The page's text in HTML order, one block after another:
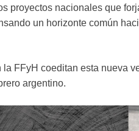
proyectos nacionales que
un horizonte común
FFyH coeditan esta nueva
argentino.